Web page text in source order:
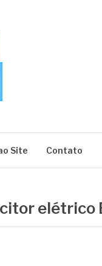
Site Contato
elétrico